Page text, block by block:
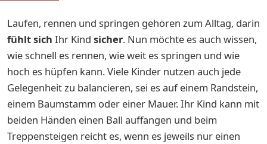
Laufen, rennen und springen gehören zum Alltag, darin
fühlt sich Ihr Kind sicher. Nun möchte es auch wissen,
wie schnell es rennen, wie weit es springen und wie
hoch es hüpfen kann. Viele Kinder nutzen auch jede
Gelegenheit zu balancieren, sei es auf einem Randstein,
einem Baumstamm oder einer Mauer. Ihr Kind kann mit
beiden Händen einen Ball auffangen und beim
Treppensteigen reicht es, wenn es jeweils nur einen